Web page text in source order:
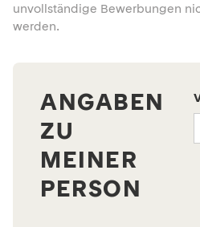
unvollständige Bewerbungen
werden.
ANGABEN
ZU
MEINER
PERSON